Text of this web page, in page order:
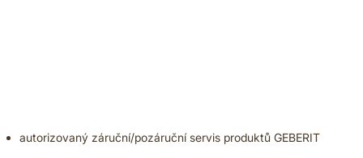
autorizovaný záruční/pozáruční servis produktů GEBERIT